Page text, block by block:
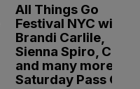
All Things Go
Festival NYC with
Brandi Carlile,
Sienna Spiro, CMAT
and many more -
Saturday Pass Only